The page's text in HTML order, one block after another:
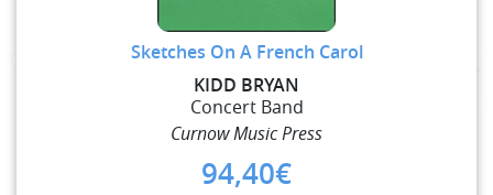
Sketches On A French Carol
KIDD BRYAN
Concert Band
Curnow Music Press
94,40€